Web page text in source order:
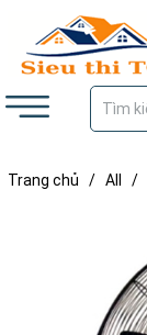
Trang chủ / All /